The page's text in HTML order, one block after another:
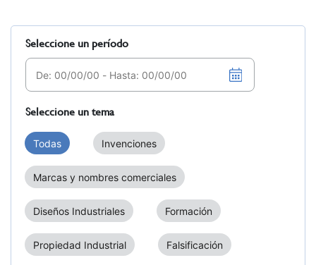
Seleccione un período
Seleccione un tema
Todas Invenciones
Marcas y nombres comerciales
Diseños Industriales Formación
Propiedad Industrial Falsificación